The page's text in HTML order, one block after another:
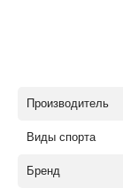
Производитель
Виды спорта
Бренд